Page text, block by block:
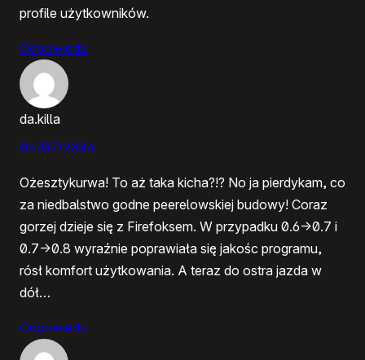
profile użytkowników.
Odpowiedz
da.killa
04/07/2004
Ożesztykurwa! To aż taka kicha?!? No ja pierdykam, co
za niedbalstwo godne peerelowskiej budowy! Coraz
gorzej dzieje się z Firefoksem. W przypadku 0.6->0.7 i
0.7->0.8 wyraźnie poprawiała się jakośc programu,
rósł komfort użytkowania. A teraz do ostra jazda w
dół…
Odpowiedz